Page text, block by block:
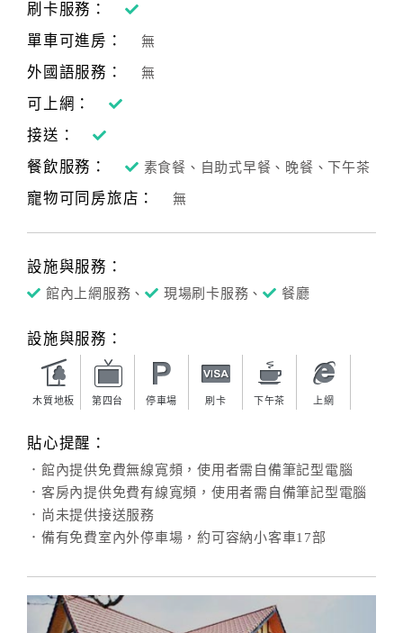
刷卡服務：
單車可進房：
無
外國語服務： 無
可上網：
接送：
餐飲服務：
素食餐、自助式早餐、晚餐、下午茶
寵物可同房旅店： 無
設施與服務：
館內上網服務、 現場刷卡服務、 餐廳
設施與服務：
木質地板 第四台 停車場 刷卡 下午茶 上網
貼心提醒：
．館內提供免費無線寬頻，使用者需自備筆記型電腦
．客房內提供免費有線寬頻，使用者需自備筆記型電腦
．尚未提供接送服務
．備有免費室內外停車場，約可容納小客車17部